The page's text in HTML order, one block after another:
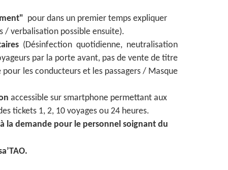
pour dans un premier temps expliquer
/ verbalisation possible ensuite).
(Désinfection quotidienne, neutralisation
par la porte avant, pas de vente de titre
les conducteurs et les passagers / Masque
accessible sur smartphone permettant aux
tickets 1, 2, 10 voyages ou 24 heures.
la demande pour le personnel soignant du